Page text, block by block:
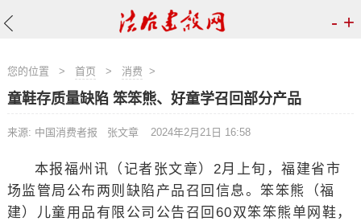
- +
您的位置 > 首页 > 消费 >
童鞋存质量缺陷 笨笨熊、好童学召回部分产品
来源: 中国消费者报 张文章 2024年2月21日 16:58
本报福州讯（记者张文章）2月上旬，福建省市
场监管局公布两则缺陷产品召回信息。笨笨熊（福
建）儿童用品有限公司公告召回60双笨笨熊单网鞋，